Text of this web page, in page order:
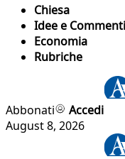
Chiesa
Idee e Commenti
Economia
Rubriche
Abbonati
Accedi
August 8, 2026